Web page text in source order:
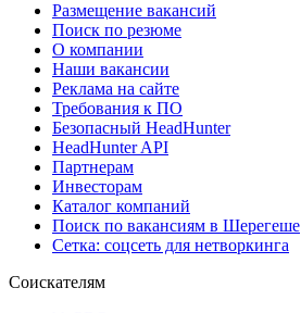
Размещение вакансий
Поиск по резюме
О компании
Наши вакансии
Реклама на сайте
Требования к ПО
Безопасный HeadHunter
HeadHunter API
Партнерам
Инвесторам
Каталог компаний
Поиск по вакансиям в Шерегеше
Сетка: соцсеть для нетворкинга
Соискателям